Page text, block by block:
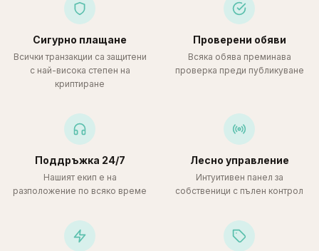
Сигурно плащане
Всички транзакции са защитени
с най-висока степен на
криптиране
Проверени обяви
Всяка обява преминава
проверка преди публикуване
Поддръжка 24/7
Нашият екип е на
разположение по всяко време
Лесно управление
Интуитивен панел за
собственици с пълен контрол